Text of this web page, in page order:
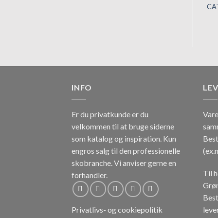
INFO
Er du privatkunde er du
velkommen til at bruge siderne
som katalog og inspiration. Kun
engros salg til den professionelle
skobranche.Vi anviser gerne en
forhandler.
Privatlivs- og cookiepolitik
Til